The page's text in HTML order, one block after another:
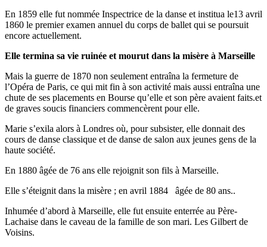
En 1859 elle fut nommée Inspectrice de la danse et institua le13 avril
1860 le premier examen annuel du corps de ballet qui se poursuit
encore actuellement.
Elle termina sa vie ruinée et mourut dans la misère à Marseille
Mais la guerre de 1870 non seulement entraîna la fermeture de
l’Opéra de Paris, ce qui mit fin à son activité mais aussi entraîna une
chute de ses placements en Bourse qu’elle et son père avaient faits.et
de graves soucis financiers commencèrent pour elle.
Marie s’exila alors à Londres où, pour subsister, elle donnait des
cours de danse classique et de danse de salon aux jeunes gens de la
haute société.
En 1880 âgée de 76 ans elle rejoignit son fils à Marseille.
Elle s’éteignit dans la misère ; en avril 1884 âgée de 80 ans..
Inhumée d’abord à Marseille, elle fut ensuite enterrée au Père-
Lachaise dans le caveau de la famille de son mari. Les Gilbert de
Voisins.